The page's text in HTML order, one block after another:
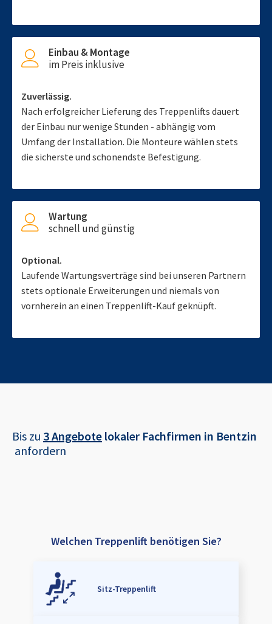
Einbau & Montage
im Preis inklusive
Zuverlässig.
Nach erfolgreicher Lieferung des Treppenlifts dauert
der Einbau nur wenige Stunden - abhängig vom
Umfang der Installation. Die Monteure wählen stets
die sicherste und schonendste Befestigung.
Wartung
schnell und günstig
Optional.
Laufende Wartungsverträge sind bei unseren Partnern
stets optionale Erweiterungen und niemals von
vornherein an einen Treppenlift-Kauf geknüpft.
Bis zu 3 Angebote lokaler Fachfirmen in Bentzin
anfordern
Welchen Treppenlift benötigen Sie?
Sitz-Treppenlift